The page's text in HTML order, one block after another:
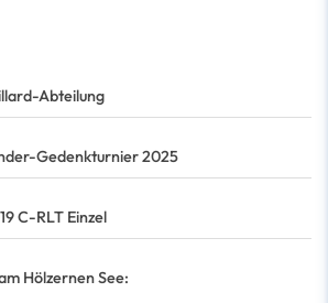
Abteilung
Gedenkturnier 2025
C-RLT Einzel
Hölzernen See: